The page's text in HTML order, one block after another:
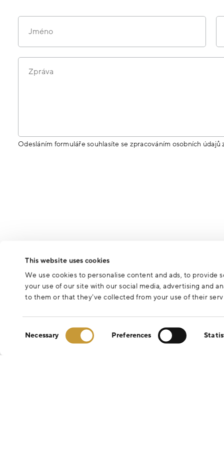
This website uses cookies
We use cookies to personalise content and ads, to provide
your use of our site with our social media, advertising and
to them or that they’ve collected from your use of their
Necessary Preferences
Jméno
Zpráva
Odesláním formuláře souhlasíte se zpracováním osobních údajů